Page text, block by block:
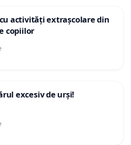
activități extrașcolare din
copiilor
excesiv de urși!